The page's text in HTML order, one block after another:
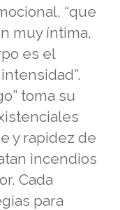
“que
muy íntima,
es el
toma su
y rapidez de
incendios
Cada
para